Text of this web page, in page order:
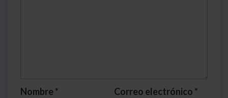
Nombre * Correo electrónico *